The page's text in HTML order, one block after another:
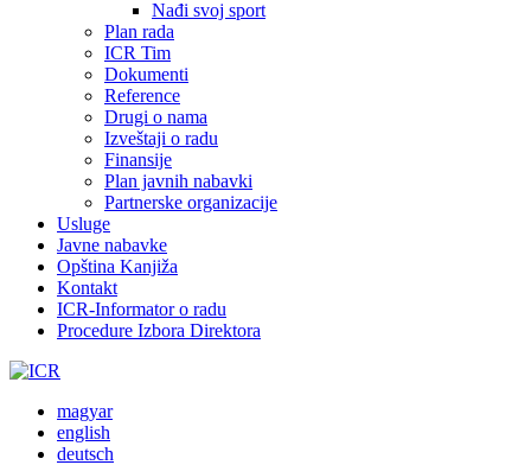
Nađi svoj sport
Plan rada
ICR Tim
Dokumenti
Reference
Drugi o nama
Izveštaji o radu
Finansije
Plan javnih nabavki
Partnerske organizacije
Usluge
Javne nabavke
Opština Kanjiža
Kontakt
ICR-Informator o radu
Procedure Izbora Direktora
magyar
english
deutsch